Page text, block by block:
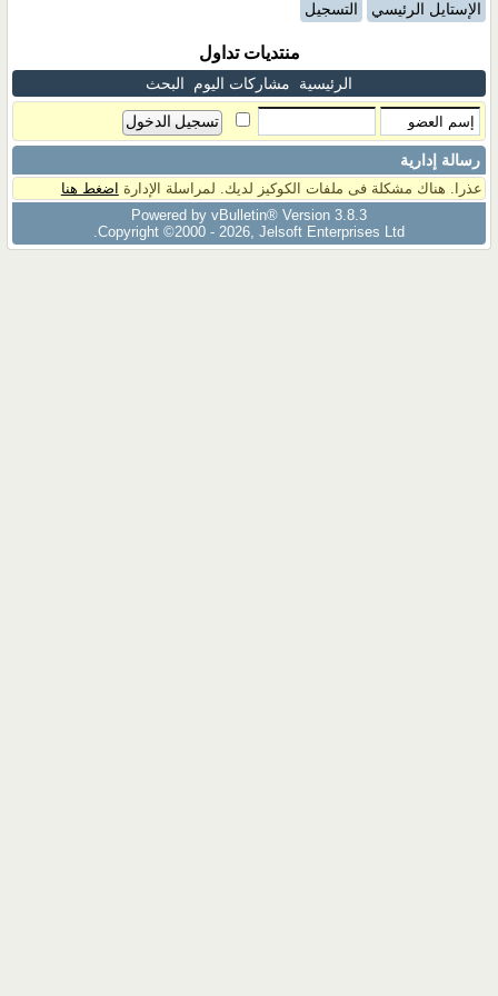
الإستايل الرئيسي التسجيل
منتديات تداول
الرئيسية مشاركات اليوم البحث
رسالة إدارية
عذرا. هناك مشكلة فى ملفات الكوكيز لديك. لمراسلة الإدارة اضغط هنا
Powered by vBulletin® Version 3.8.3
Copyright ©2000 - 2026, Jelsoft Enterprises Ltd.